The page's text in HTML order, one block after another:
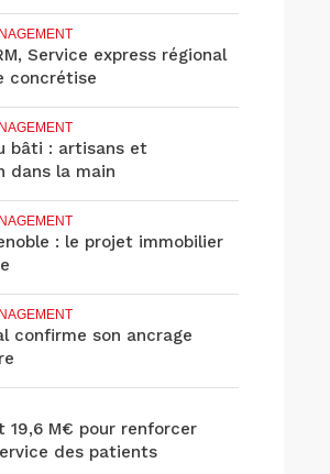
Service express régional
concrétise
bâti : artisans et
dans la main
: le projet immobilier
confirme son ancrage
19,6 M€ pour renforcer
des patients